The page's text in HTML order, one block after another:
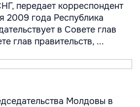
передает корреспондент
2009 года Республика
в Совете глав
глав правительств, ...
Молдовы в